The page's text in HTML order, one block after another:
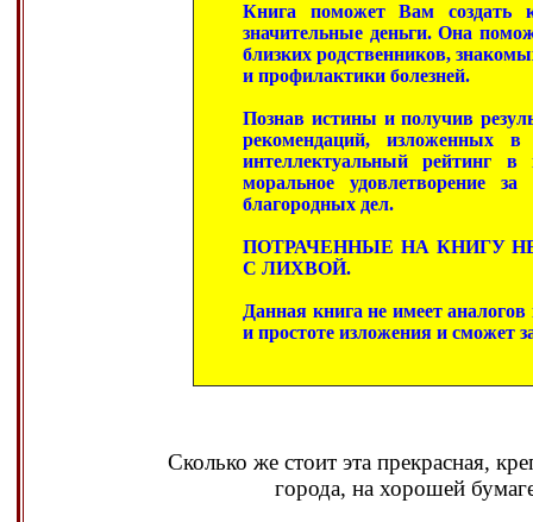
Книга поможет Вам создать
значительные деньги. Она
близких родственников,
и профилактики болезней.
Познав истины и получив
рекомендаций, изложенных
интеллектуальный рейтинг
моральное удовлетворение
благородных дел.
ПОТРАЧЕННЫЕ НА КНИГУ
С ЛИХВОЙ.
Данная книга не имеет
и простоте изложения и сможет
Сколько же стоит эта прекрасная,
города, на хорошей